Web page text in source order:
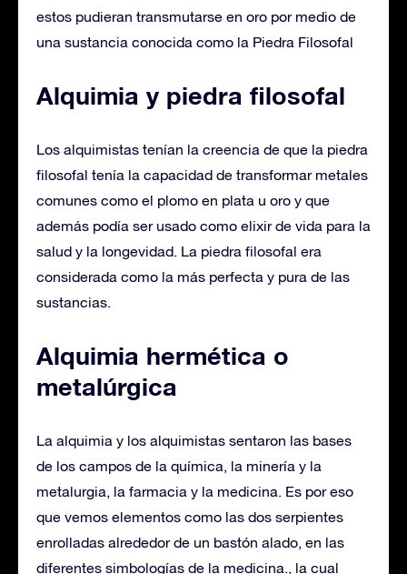
estos pudieran transmutarse en oro por medio de
una sustancia conocida como la Piedra Filosofal
Alquimia y piedra filosofal
Los alquimistas tenían la creencia de que la piedra
filosofal tenía la capacidad de transformar metales
comunes como el plomo en plata u oro y que
además podía ser usado como elixir de vida para la
salud y la longevidad. La piedra filosofal era
considerada como la más perfecta y pura de las
sustancias.
Alquimia hermética o
metalúrgica
La alquimia y los alquimistas sentaron las bases
de los campos de la química, la minería y la
metalurgia, la farmacia y la medicina. Es por eso
que vemos elementos como las dos serpientes
enrolladas alrededor de un bastón alado, en las
diferentes simbologías de la medicina., la cual